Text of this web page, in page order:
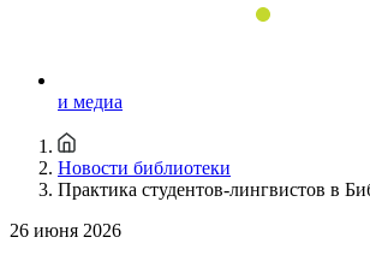
и медиа
Новости библиотеки
Практика студентов-лингвистов в
26 июня 2026